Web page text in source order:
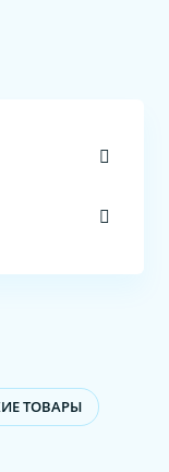
ТОВАРЫ